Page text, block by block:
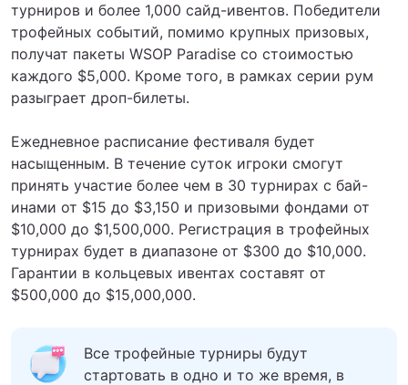
турниров и более 1,000 сайд-ивентов. Победители
трофейных событий, помимо крупных призовых,
получат пакеты WSOP Paradise со стоимостью
каждого $5,000. Кроме того, в рамках серии рум
разыграет дроп-билеты.
Ежедневное расписание фестиваля будет
насыщенным. В течение суток игроки смогут
принять участие более чем в 30 турнирах с бай-
инами от $15 до $3,150 и призовыми фондами от
$10,000 до $1,500,000. Регистрация в трофейных
турнирах будет в диапазоне от $300 до $10,000.
Гарантии в кольцевых ивентах составят от
$500,000 до $15,000,000.
Все трофейные турниры будут
стартовать в одно и то же время, в